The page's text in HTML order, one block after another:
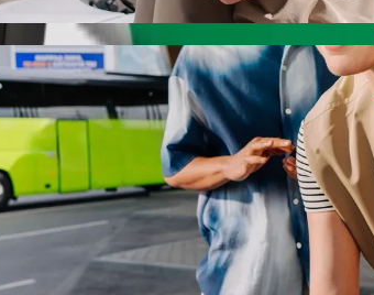
დან Circus Triangle
6 ადამიანამდე.
Bolt-ის პრემიუმ კატეგორია.
ავტომობილი საბავშვო სავარძლით.
მგზავრობები, სადაც შინაური ცხოველების
(WAV).
ხელმისაწვდომ ფასად Bolt Basic-თან